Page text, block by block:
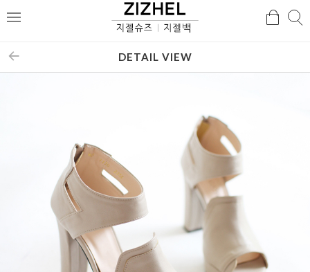
메
검
DETAIL VIEW